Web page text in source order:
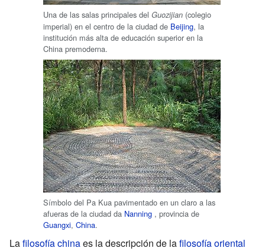
Una de las salas principales del Guozijian (colegio
imperial) en el centro de la ciudad de Beijing, la
institución más alta de educación superior en la
China premoderna.
Símbolo del Pa Kua pavimentado en un claro a las
afueras de la ciudad da Nanning , provincia de
Guangxi, China.
Lafilosofía chinaes la descripción de lafilosofía oriental